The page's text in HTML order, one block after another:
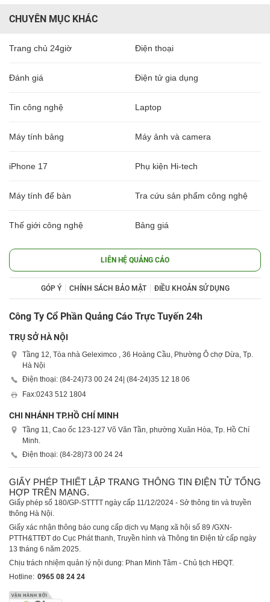
CHUYÊN MỤC KHÁC
Trang chủ 24giờ Điện thoại
Đánh giá Điện tử gia dụng
Tin công nghệ Laptop
Máy tính bảng Máy ảnh và camera
iPhone 17 Phụ kiện Hi-tech
Máy tính để bàn Tra cứu sản phẩm công nghệ
Thế giới công nghệ Bảng giá
LIÊN HỆ QUẢNG CÁO
GÓP Ý CHÍNH SÁCH BẢO MẬT ĐIỀU KHOẢN SỬ DỤNG
Công Ty Cổ Phần Quảng Cáo Trực Tuyến 24h
TRỤ SỞ HÀ NỘI
Tầng 12, Tòa nhà Geleximco , 36 Hoàng Cầu, Phường Ô chợ Dừa, Tp.
Hà Nội
Điện thoại: (84-24)73 00 24 24| (84-24)35 12 18 06
Fax:0243 512 1804
CHI NHÁNH TP.HỒ CHÍ MINH
Tầng 11, Cao ốc 123-127 Võ Văn Tần, phường Xuân Hòa, Tp. Hồ Chí
Minh.
Điện thoại: (84-28)73 00 24 24
GIẤY PHÉP THIẾT LẬP TRANG THÔNG TIN ĐIỆN TỬ TỔNG
HỢP TRÊN MẠNG.
Giấy phép số 180/GP-STTTT ngày cấp 11/12/2024 - Sở thông tin và truyền
thông Hà Nội.
Giấy xác nhận thông báo cung cấp dịch vụ Mạng xã hội số 89 /GXN-
PTTH&TTĐT do Cục Phát thanh, Truyền hình và Thông tin Điện tử cấp ngày
13 tháng 6 năm 2025.
Chịu trách nhiệm quản lý nội dung: Phan Minh Tâm - Chủ tịch HĐQT.
Hotline: 0965 08 24 24